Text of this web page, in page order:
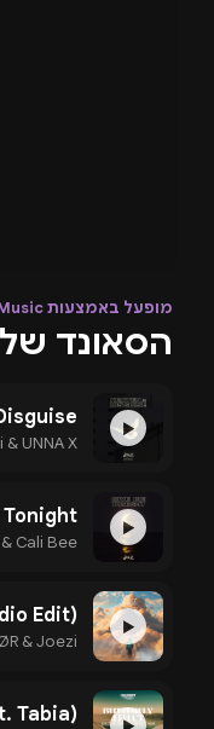
מופעל באמצעות Apple Music
הסאונד של JOEZI
▶
UNNA X
▶
Tonight
Cali Bee
▶
Edit)
& Joezi
▶
Tabia)